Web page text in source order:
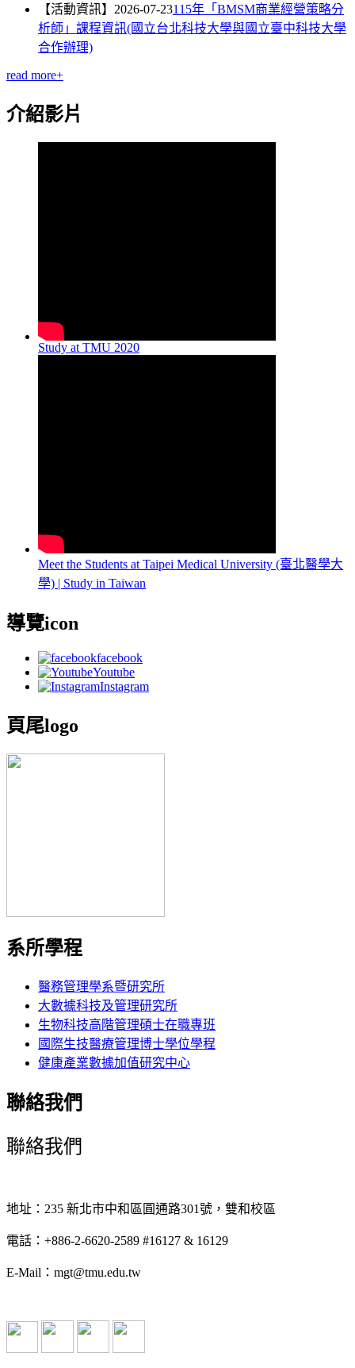
【活動資訊】 2026-07-23115年「BMSM商業經營策略分
析師」課程資訊(國立台北科技大學與國立臺中科技大學
合作辦理)
read more+
介紹影片
Study at TMU 2020
Meet the Students at Taipei Medical University (臺北醫學大
學) | Study in Taiwan
導覽icon
facebook
Youtube
Instagram
頁尾logo
系所學程
醫務管理學系暨研究所
大數據科技及管理研究所
生物科技高階管理碩士在職專班
國際生技醫療管理博士學位學程
健康產業數據加值研究中心
聯絡我們
聯絡我們
地址：235 新北市中和區圓通路301號，雙和校區
電話：+886-2-6620-2589 #16127 & 16129
E-Mail：mgt@tmu.edu.tw